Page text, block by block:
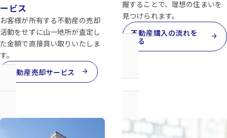
ービス
お客様が所有する不動産の売却
活動をせずに山一地所が査定し
た金額で直接買い取りいたしま
す。
不動産売却サービス
arrow_forward
握することで、理想の住まいを
見つけられます。
不動産購入の流れを
見る
arrow_forward